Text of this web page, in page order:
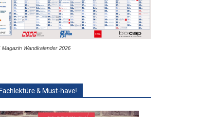
Magazin Wandkalender 2026
& Must-have!